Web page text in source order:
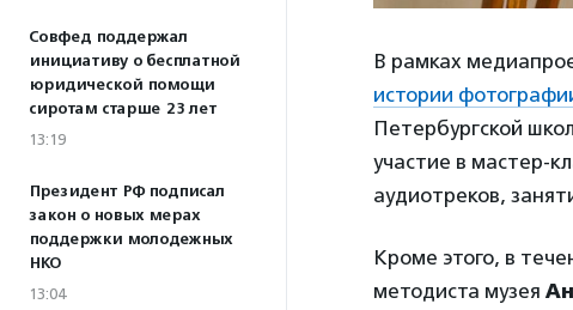
Совфед поддержал
инициативу о бесплатной
юридической помощи
сиротам старше 23 лет
13:19
Президент РФ подписал
закон о новых мерах
поддержки молодежных
НКО
13:04
В рамках
истории
Петербургской
участие в мастер-
аудиотреков,
Кроме этого, в
методиста музея